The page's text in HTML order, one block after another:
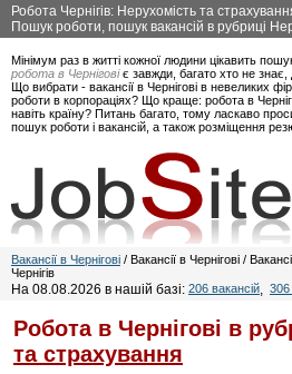
Робота Чернігів: Нерухомість та
Пошук роботи, пошук вакансій в рубриці
Мінімум раз в житті кожної людини цікавить
робота в Черніговіє завжди, багато хто не знає,
Що вибрати - вакансії в Чернігові в невеликих
роботи в корпораціях? Що краще: робота в
навіть країну? Питань багато, тому ласкаво
пошук роботи і вакансій, а також розміщення
Вакансії в Чернігові / Вакансії в Чернігові /
Чернігів
На 08.08.2026 в нашій базі: 206 вакансій,
Робота в Чернігові в
та страхування